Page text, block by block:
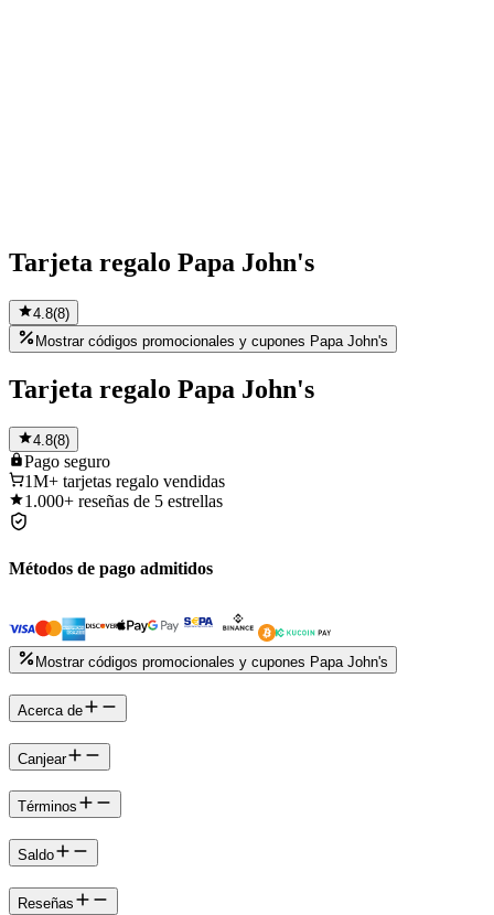
Tarjeta regalo Papa John's
4.8(8)
Mostrar códigos promocionales y cupones Papa John's
Tarjeta regalo Papa John's
4.8(8)
Pago seguro
1M+ tarjetas regalo vendidas
1.000+ reseñas de 5 estrellas
Métodos de pago admitidos
Mostrar códigos promocionales y cupones Papa John's
Acerca de
Canjear
Términos
Saldo
Reseñas